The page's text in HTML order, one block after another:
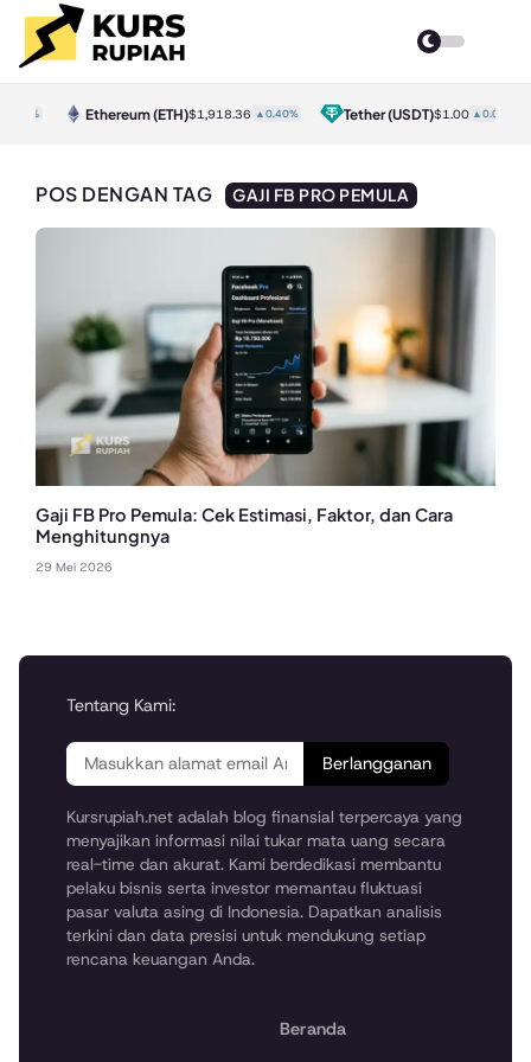
Ethereum(ETH)$1,918.36▲0.40% Tether(USDT)$1.00▲0.00%
POS DENGAN TAG GAJI FB PRO PEMULA
Gaji FB Pro Pemula: Cek Estimasi, Faktor, dan Cara
Menghitungnya
29 Mei 2026
Tentang Kami:
Berlangganan
Kursrupiah.net adalah blog finansial terpercaya yang
menyajikan informasi nilai tukar mata uang secara
real-time dan akurat. Kami berdedikasi membantu
pelaku bisnis serta investor memantau fluktuasi
pasar valuta asing di Indonesia. Dapatkan analisis
terkini dan data presisi untuk mendukung setiap
rencana keuangan Anda.
Beranda